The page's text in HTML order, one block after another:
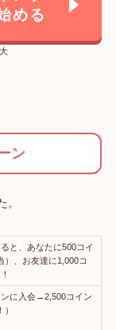
める
ン
と、あなたに500コイ
）、お友達に1,000コ
に入会→2,500コイン
）